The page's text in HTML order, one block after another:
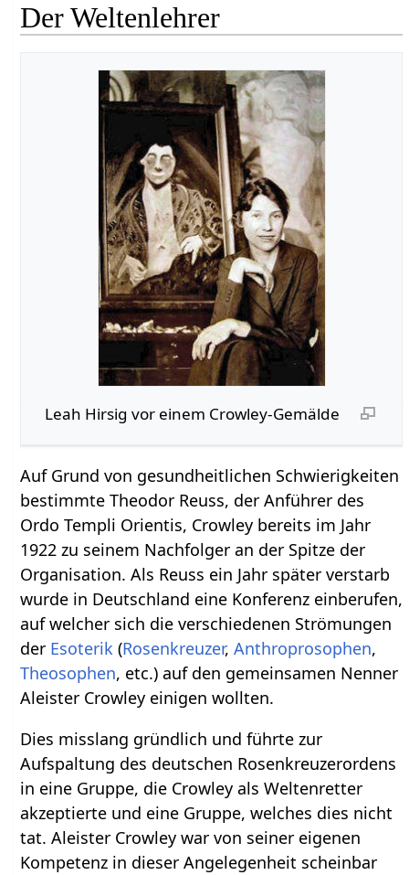
Der Weltenlehrer
Leah Hirsig vor einem Crowley-Gemälde
Auf Grund von gesundheitlichen Schwierigkeiten
bestimmte Theodor Reuss, der Anführer des
Ordo Templi Orientis, Crowley bereits im Jahr
1922 zu seinem Nachfolger an der Spitze der
Organisation. Als Reuss ein Jahr später verstarb
wurde in Deutschland eine Konferenz einberufen,
auf welcher sich die verschiedenen Strömungen
der Esoterik (Rosenkreuzer,Anthroprosophen,
Theosophen, etc.) auf den gemeinsamen Nenner
Aleister Crowley einigen wollten.
Dies misslang gründlich und führte zur
Aufspaltung des deutschen Rosenkreuzerordens
in eine Gruppe, die Crowley als Weltenretter
akzeptierte und eine Gruppe, welches dies nicht
tat. Aleister Crowley war von seiner eigenen
Kompetenz in dieser Angelegenheit scheinbar